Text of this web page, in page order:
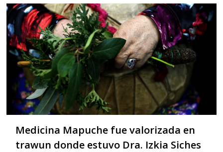
Medicina Mapuche fue valorizada en
trawun donde estuvo Dra. Izkia Siches